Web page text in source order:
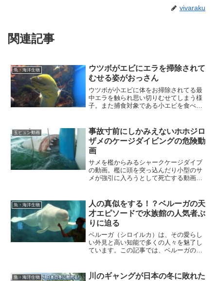
vivaraku
関連記事
魚・海洋生物
ウツボがエビにエラを掃除されて
むせる姿がおっさん
ウツボが小エビに体をお掃除されてる最
中エラを触られ思い切りむせてしまう様
子。また捕食対象である小エビを食べな
玉ヒュン動画
事故寸前にしかみえないホホジロ
ザメのケージダイビングの危険動
画
サメを檻からみるシャークケージダイブ
の動画。檻に頭を突っ込んだり小型のサ
メが強引に入ろうとして死亡する動画な
魚・海洋生物
人の真似をする！？ベルーガの天
才エピソードで水族館の人気者ぶ
りに迫る
ベルーガ（シロイルカ）は、その愛らし
い外見と高い知能で多くの人々を魅了し
ています。この記事では、ベルーガの生
ドを紹介します。
魚・海洋生物
川のギャングが日本の冬に敗れた